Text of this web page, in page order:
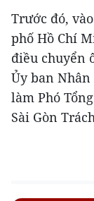
Trước đó,
phố Hồ Chí
điều chuyển
Ủy ban
làm Phó
Sài Gòn